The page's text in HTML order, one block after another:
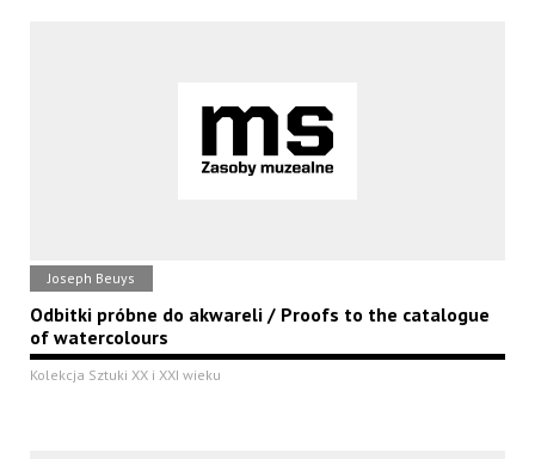
Joseph Beuys
Odbitki próbne do akwareli / Proofs to the catalogue
of watercolours
Kolekcja Sztuki XX i XXI wieku